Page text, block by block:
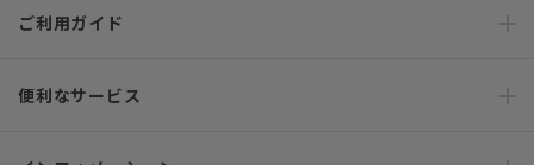
ご利用ガイド
便利なサービス